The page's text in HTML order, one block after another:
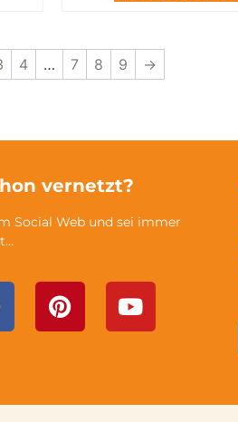
4 … 7 8 9 →
vernetzt?
Social Web und sei immer